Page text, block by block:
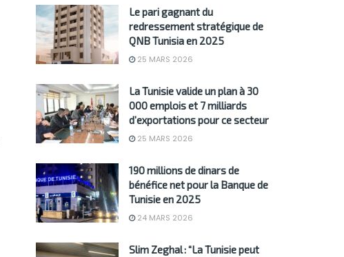
Le pari gagnant du
redressement stratégique de
QNB Tunisia en 2025
25 MARS 2026
La Tunisie valide un plan à 30
000 emplois et 7 milliards
d’exportations pour ce secteur
25 MARS 2026
190 millions de dinars de
bénéfice net pour la Banque de
Tunisie en 2025
24 MARS 2026
Slim Zeghal : “La Tunisie peut